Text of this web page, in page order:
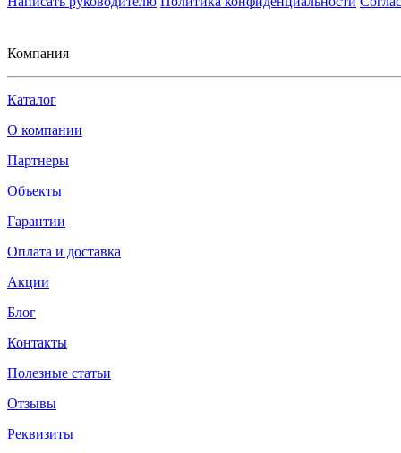
Компания
Каталог
О компании
Партнеры
Объекты
Гарантии
Оплата и доставка
Акции
Блог
Контакты
Полезные статьи
Отзывы
Реквизиты